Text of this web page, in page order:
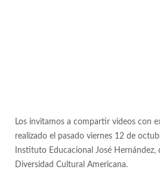
Los invitamos a compartir videos con
realizado el pasado viernes 12 de
Instituto Educacional José Hernández,
Diversidad Cultural Americana.